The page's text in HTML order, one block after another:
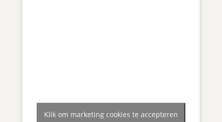
Klik om marketing cookies te accepteren